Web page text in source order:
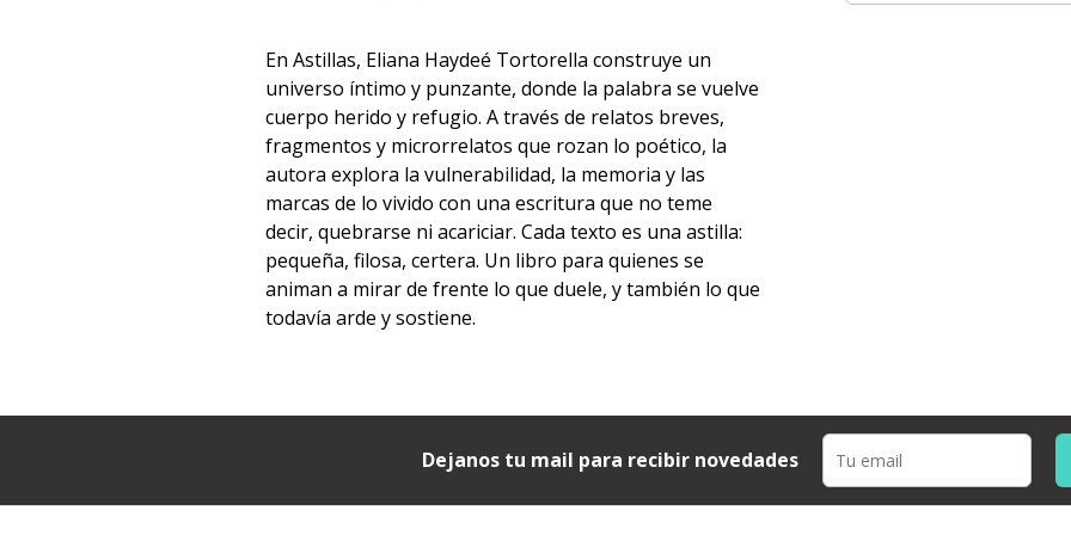
En Astillas, Eliana Haydeé Tortorella construye un
universo íntimo y punzante, donde la palabra se vuelve
cuerpo herido y refugio. A través de relatos breves,
fragmentos y microrrelatos que rozan lo poético, la
autora explora la vulnerabilidad, la memoria y las
marcas de lo vivido con una escritura que no teme
decir, quebrarse ni acariciar. Cada texto es una astilla:
pequeña, filosa, certera. Un libro para quienes se
animan a mirar de frente lo que duele, y también lo que
todavía arde y sostiene.
Dejanos tu mail para recibir novedades